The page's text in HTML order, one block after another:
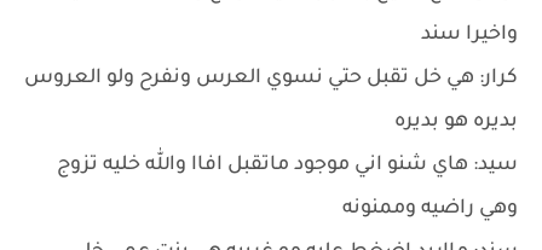
واخيرا سند
كرار: هي خل تقبل حتي نسوي العرس ونفرح ولو العروس
بديره هو بديره
سيد: هاي شنو اني موجود ماتقبل افاا والله خليه تزوج
وهي راضيه وممنونه